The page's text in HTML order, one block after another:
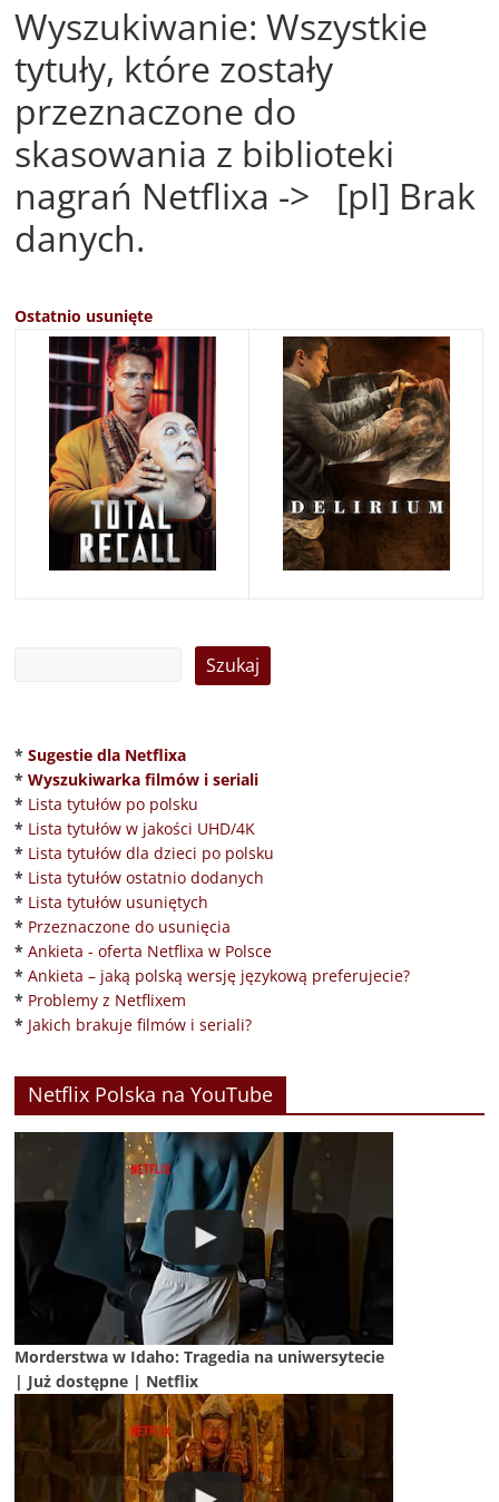
Wyszukiwanie: Wszystkie
tytuły, które zostały
przeznaczone do
skasowania z biblioteki
nagrań Netflixa -> [pl] Brak
danych.
Ostatnio usunięte
* Sugestie dla Netflixa
* Wyszukiwarka filmów i seriali
* Lista tytułów po polsku
* Lista tytułów w jakości UHD/4K
* Lista tytułów dla dzieci po polsku
* Lista tytułów ostatnio dodanych
* Lista tytułów usuniętych
* Przeznaczone do usunięcia
* Ankieta - oferta Netflixa w Polsce
* Ankieta – jaką polską wersję językową preferujecie?
* Problemy z Netflixem
* Jakich brakuje filmów i seriali?
Netflix Polska na YouTube
Morderstwa w Idaho: Tragedia na uniwersytecie
| Już dostępne | Netflix